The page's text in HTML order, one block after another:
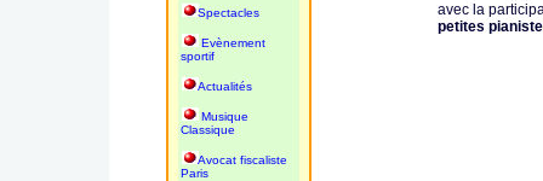
Spectacles
Evènement
sportif
Actualités
Musique
Classique
Avocat fiscaliste
Paris
avec la
petites